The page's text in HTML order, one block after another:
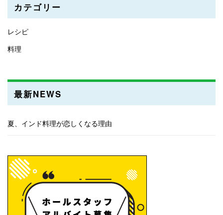
カテゴリー
レシピ
料理
最新NEWS
夏、インド料理が恋しくなる理由